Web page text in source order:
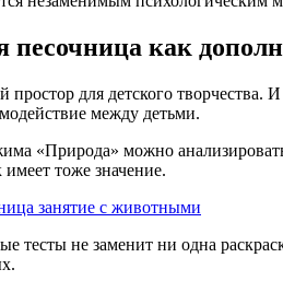
песочница как
простор для детского
между детьми.
«Природа» можно
тоже значение.
тесты не заменит ни одна